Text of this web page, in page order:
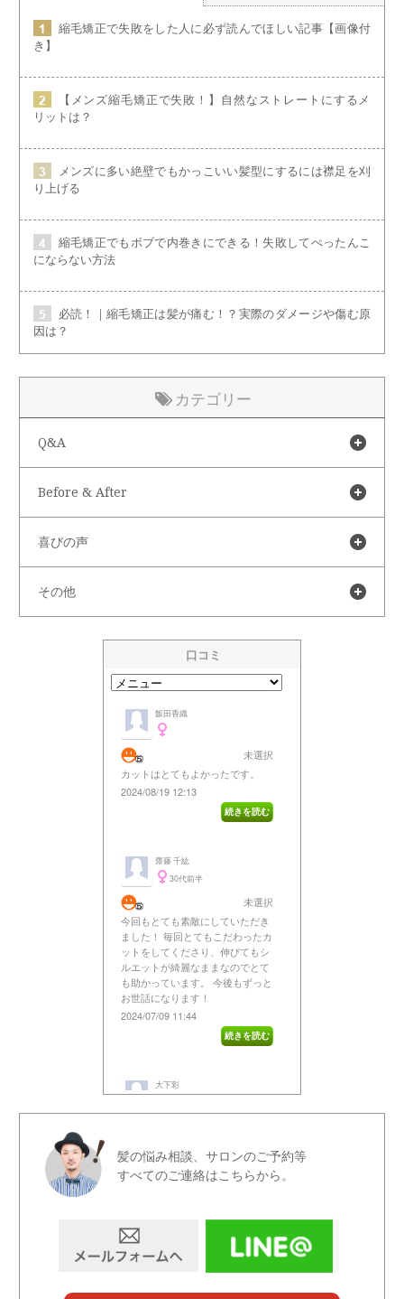
縮毛矯正で失敗をした人に必ず読んでほしい記事【画像付
き】
【メンズ縮毛矯正で失敗！】自然なストレートにするメ
リットは？
メンズに多い絶壁でもかっこいい髪型にするには襟足を刈
り上げる
縮毛矯正でもボブで内巻きにできる！失敗してぺったんこ
にならない方法
必読！｜縮毛矯正は髪が痛む！？実際のダメージや傷む原
因は？
カテゴリー
Q&A
Before & After
喜びの声
その他
髪の悩み相談、サロンのご予約等
すべてのご連絡はこちらから。